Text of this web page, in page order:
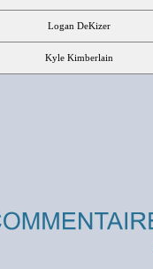
Logan DeKizer
Kyle Kimberlain